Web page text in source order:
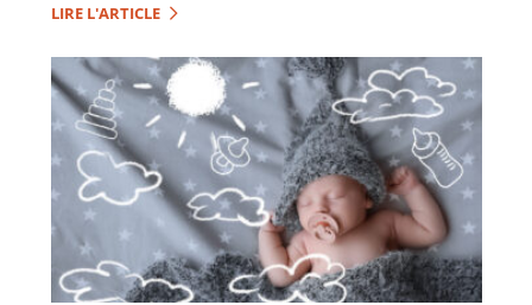
LIRE L'ARTICLE